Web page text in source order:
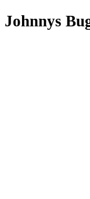
Johnnys